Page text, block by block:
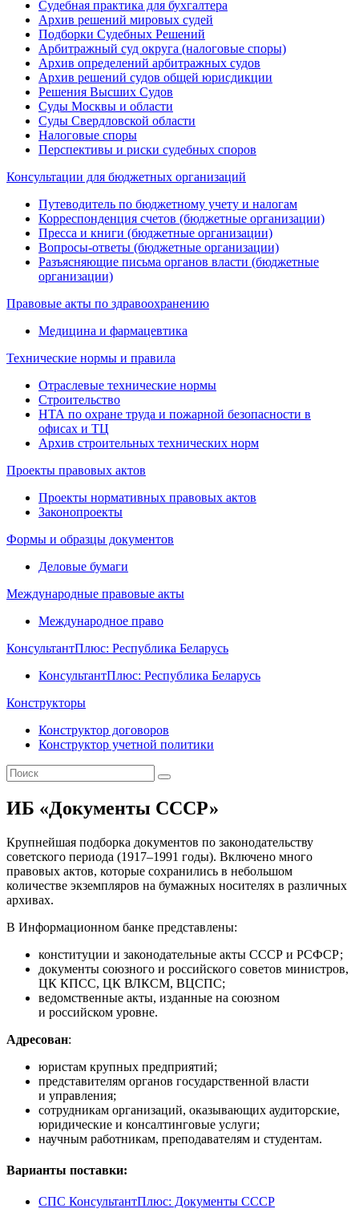
Судебная практика для бухгалтера
Архив решений мировых судей
Подборки Судебных Решений
Арбитражный суд округа (налоговые споры)
Архив определений арбитражных судов
Архив решений судов общей юрисдикции
Решения Высших Судов
Суды Москвы и области
Суды Свердловской области
Налоговые споры
Перспективы и риски судебных споров
Консультации для бюджетных организаций
Путеводитель по бюджетному учету и налогам
Корреспонденция счетов (бюджетные организации)
Пресса и книги (бюджетные организации)
Вопросы-ответы (бюджетные организации)
Разъясняющие письма органов власти (бюджетные
организации)
Правовые акты по здравоохранению
Медицина и фармацевтика
Технические нормы и правила
Отраслевые технические нормы
Строительство
НТА по охране труда и пожарной безопасности в
офисах и ТЦ
Архив строительных технических норм
Проекты правовых актов
Проекты нормативных правовых актов
Законопроекты
Формы и образцы документов
Деловые бумаги
Международные правовые акты
Международное право
КонсультантПлюс: Республика Беларусь
КонсультантПлюс: Республика Беларусь
Конструкторы
Конструктор договоров
Конструктор учетной политики
ИБ «Документы СССР»
Крупнейшая подборка документов по законодательству
советского периода (1917–1991 годы). Включено много
правовых актов, которые сохранились в небольшом
количестве экземпляров на бумажных носителях в различных
архивах.
В Информационном банке представлены:
конституции и законодательные акты СССР и РСФСР;
документы союзного и российского советов министров,
ЦК КПСС, ЦК ВЛКСМ, ВЦСПС;
ведомственные акты, изданные на союзном
и российском уровне.
Адресован:
юристам крупных предприятий;
представителям органов государственной власти
и управления;
сотрудникам организаций, оказывающих аудиторские,
юридические и консалтинговые услуги;
научным работникам, преподавателям и студентам.
Варианты поставки:
СПС КонсультантПлюс: Документы СССР